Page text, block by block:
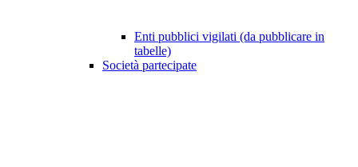
Enti pubblici vigilati (da pubblicare in
tabelle)
Società partecipate